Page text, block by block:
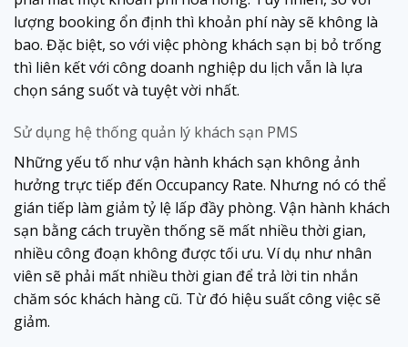
lượng booking ổn định thì khoản phí này sẽ không là
bao. Đặc biệt, so với việc phòng khách sạn bị bỏ trống
thì liên kết với công doanh nghiệp du lịch vẫn là lựa
chọn sáng suốt và tuyệt vời nhất.
Sử dụng hệ thống quản lý khách sạn PMS
Những yếu tố như vận hành khách sạn không ảnh
hưởng trực tiếp đến Occupancy Rate. Nhưng nó có thể
gián tiếp làm giảm tỷ lệ lấp đầy phòng. Vận hành khách
sạn bằng cách truyền thống sẽ mất nhiều thời gian,
nhiều công đoạn không được tối ưu. Ví dụ như nhân
viên sẽ phải mất nhiều thời gian để trả lời tin nhắn
chăm sóc khách hàng cũ. Từ đó hiệu suất công việc sẽ
giảm.